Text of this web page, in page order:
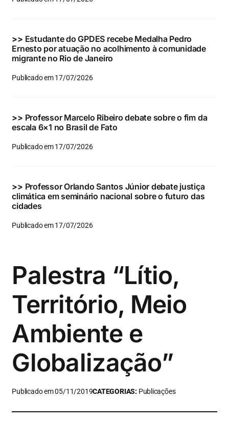
Eventos e Certificados
Buscar
para:
>> Estudante do GPDES recebe Medalha Pedro
Ernesto por atuação no acolhimento à comunidade
migrante no Rio de Janeiro
Publicado em 17/07/2026
>> Professor Marcelo Ribeiro debate sobre o fim da
escala 6×1 no Brasil de Fato
Publicado em 17/07/2026
>> Professor Orlando Santos Júnior debate justiça
climática em seminário nacional sobre o futuro das
cidades
Publicado em 17/07/2026
Palestra “Lítio,
Território, Meio
Ambiente e
Globalização”
Publicado em 05/11/2019CATEGORIAS: Publicações